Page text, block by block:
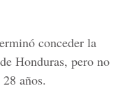
conceder la
Honduras, pero no
años.